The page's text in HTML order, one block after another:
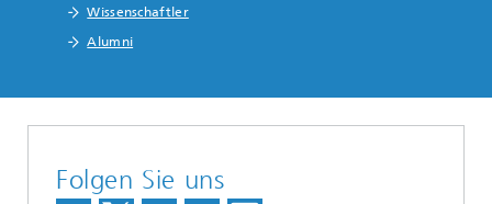
Wissenschaftler
Alumni
Folgen Sie uns